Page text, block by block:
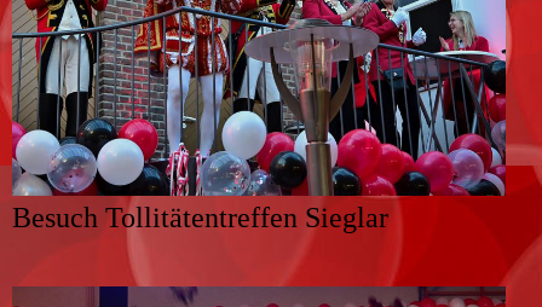
Besuch Tollitätentreffen Sieglar